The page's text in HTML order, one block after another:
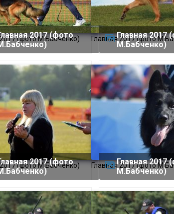
2017 (фото М.Бабченко) Главная 2017 (фото
Главная 2017 (фото
М.Бабченко)
2017 (фото М.Бабченко) Главная 2017 (фото
Главная 2017 (фото
М.Бабченко)